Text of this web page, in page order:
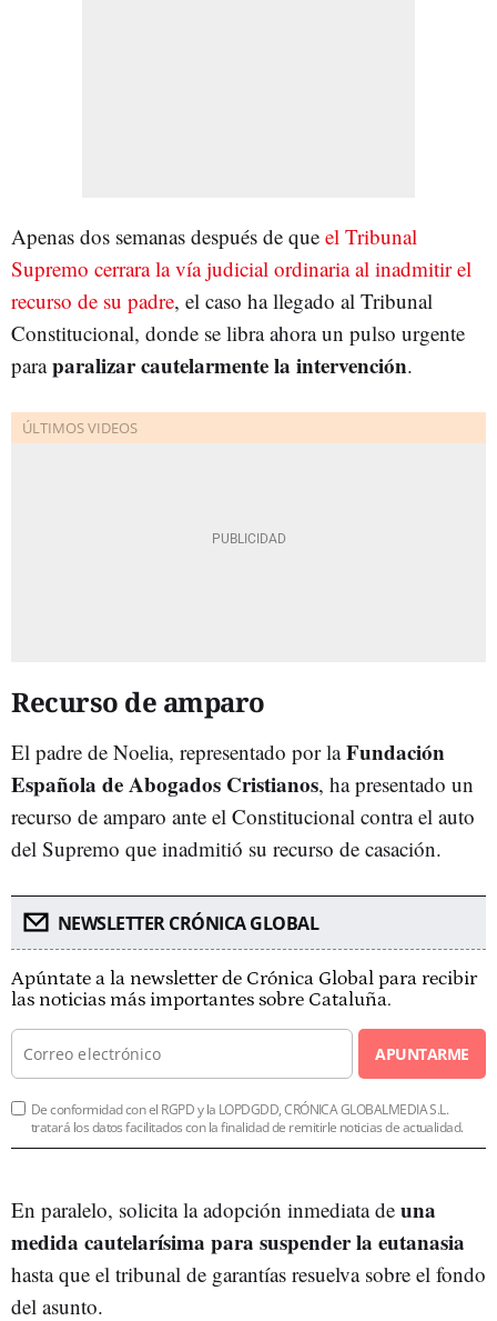
Apenas dos semanas después de que el Tribunal
Supremo cerrara la vía judicial ordinaria al inadmitir el
recurso de su padre, el caso ha llegado al Tribunal
Constitucional, donde se libra ahora un pulso urgente
paraparalizar cautelarmente la intervención.
Recurso de amparo
El padre de Noelia, representado por laFundación
Española de Abogados Cristianos, ha presentado un
recurso de amparo ante el Constitucional contra el auto
del Supremo que inadmitió su recurso de casación.
NEWSLETTER CRÓNICA GLOBAL
Apúntate a la newsletter de Crónica Global para recibir
las noticias más importantes sobre Cataluña.
APUNTARME
De conformidad con el RGPD y la LOPDGDD, CRÓNICA GLOBALMEDIA S.L.
tratará los datos facilitados con la finalidad de remitirle noticias de actualidad.
En paralelo, solicita la adopción inmediata de una
medida cautelarísima para suspender la eutanasia
hasta que el tribunal de garantías resuelva sobre el fondo
del asunto.